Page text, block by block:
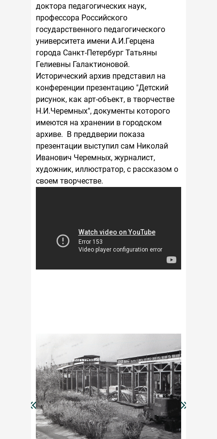
доктора педагогических наук,
профессора Российского
государственного педагогического
университета имени А.И.Герцена
города Санкт-Петербург Татьяны
Гелиевны Галактионовой.
Исторический архив представил на
конференции презентацию "Детский
рисунок, как арт-объект, в творчестве
Н.И.Черемных", документы которого
имеются на хранении в городском
архиве. В преддверии показа
презентации выступил сам Николай
Иванович Черемных, журналист,
художник, иллюстратор, с рассказом о
своем творчестве.